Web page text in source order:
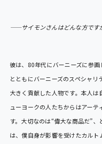
――サイモンさんはどんな方です
彼は、80年代にバーニーズに参
とともにバーニーズのスペシャ
大きく貢献した人物です。本人
ューヨークの人たちからはアー
す。大切なのは“偉大な商品だ”
は、僕自身が影響を受けたカル